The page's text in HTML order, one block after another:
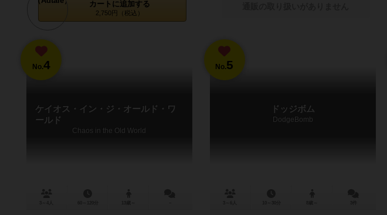
カートに追加する
2,750円（税込）
No.4
ケイオス・イン・ジ・オールド・ワ
ールド
Chaos in the Old World
No.5
ドッジボム
DodgeBomb